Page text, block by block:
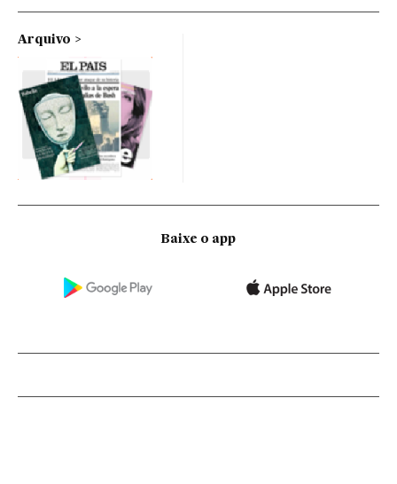
Arquivo
Baixe o app